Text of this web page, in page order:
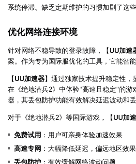
系统停滞。缺乏定期维护的习惯加剧了这些
优化网络连接环境
针对网络不稳导致的登录故障，【UU加速
案。作为专为国际服优化的工具，它能智能
【UU加速器】通过独家技术提升稳定性，
在《绝地潜兵2》中体验"高速且稳定"的游
器，其丢包防护功能有效解决延迟波动和丢
对于《绝地潜兵2》等国际游戏，【UU加
免费试用 ：用户可亲身体验加速效果
高速专网 ：大幅降低延迟，偏远地区效
丢包防护 ：有效缓解网络波动问题